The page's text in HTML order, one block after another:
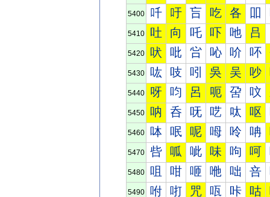
5400 吀 吁 吂 吃 各 吅
5410 吐 向 吒 吓 吔 吕
5420 吠 吡 吢 吣 吤 吥
5430 吰 吱 吲 吳 吴 吵
5440 呀 呁 呂 呃 呄 呅
5450 呐 呑 呒 呓 呔 呕
5460 呠 呡 呢 呣 呤 呥
5470 呰 呱 呲 味 呴 呵
5480 咀 咁 咂 咃 咄 咅
5490 咐 咑 咒 咓 咔 咕